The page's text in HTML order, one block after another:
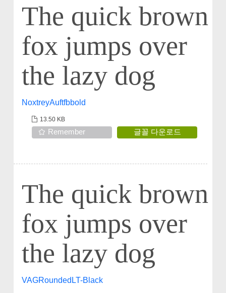
The quick brown
fox jumps over
the lazy dog
NoxtreyAuftfbbold
13.50 KB
Remember 글꼴 다운로드
The quick brown
fox jumps over
the lazy dog
VAGRoundedLT-Black